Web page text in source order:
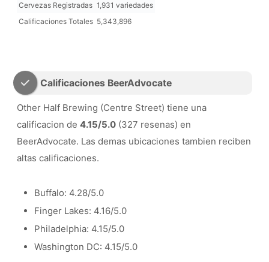
Cervezas Registradas 1,931 variedades
Calificaciones Totales 5,343,896
Calificaciones BeerAdvocate
Other Half Brewing (Centre Street) tiene una
calificacion de 4.15/5.0 (327 resenas) en
BeerAdvocate. Las demas ubicaciones tambien reciben
altas calificaciones.
Buffalo: 4.28/5.0
Finger Lakes: 4.16/5.0
Philadelphia: 4.15/5.0
Washington DC: 4.15/5.0